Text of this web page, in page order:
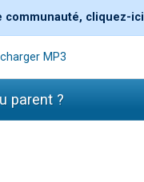
communauté, cliquez-ici
MP3
parent ?